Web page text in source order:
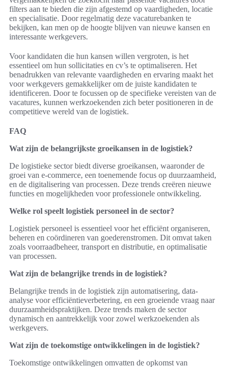
filters aan te bieden die zijn afgestemd op vaardigheden, locatie
en specialisatie. Door regelmatig deze vacaturebanken te
bekijken, kan men op de hoogte blijven van nieuwe kansen en
interessante werkgevers.
Voor kandidaten die hun kansen willen vergroten, is het
essentieel om hun sollicitaties en cv’s te optimaliseren. Het
benadrukken van relevante vaardigheden en ervaring maakt het
voor werkgevers gemakkelijker om de juiste kandidaten te
identificeren. Door te focussen op de specifieke vereisten van de
vacatures, kunnen werkzoekenden zich beter positioneren in de
competitieve wereld van de logistiek.
FAQ
Wat zijn de belangrijkste groeikansen in de logistiek?
De logistieke sector biedt diverse groeikansen, waaronder de
groei van e-commerce, een toenemende focus op duurzaamheid,
en de digitalisering van processen. Deze trends creëren nieuwe
functies en mogelijkheden voor professionele ontwikkeling.
Welke rol speelt logistiek personeel in de sector?
Logistiek personeel is essentieel voor het efficiënt organiseren,
beheren en coördineren van goederenstromen. Dit omvat taken
zoals voorraadbeheer, transport en distributie, en optimalisatie
van processen.
Wat zijn de belangrijke trends in de logistiek?
Belangrijke trends in de logistiek zijn automatisering, data-
analyse voor efficiëntieverbetering, en een groeiende vraag naar
duurzaamheidspraktijken. Deze trends maken de sector
dynamisch en aantrekkelijk voor zowel werkzoekenden als
werkgevers.
Wat zijn de toekomstige ontwikkelingen in de logistiek?
Toekomstige ontwikkelingen omvatten de opkomst van